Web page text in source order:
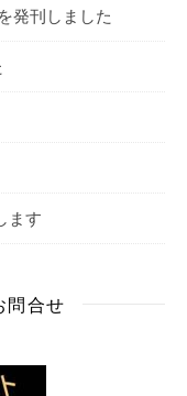
発刊しました
ます
問合せ